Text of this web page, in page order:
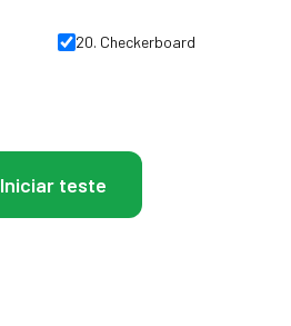
20. Checkerboard
Iniciar teste